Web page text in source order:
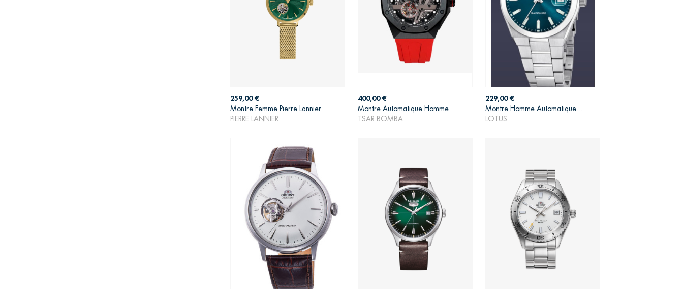
Prix
259,00 €
Montre Femme Pierre Lannier...
PIERRE LANNIER
AJOUTER AU PANIER
Prix
400,00 €
Montre Automatique Homme...
TSAR BOMBA
AJOUTER AU PANIER
Prix
229,00 €
Montre Homme Automatique...
LOTUS
AJOUTER AU PANIER